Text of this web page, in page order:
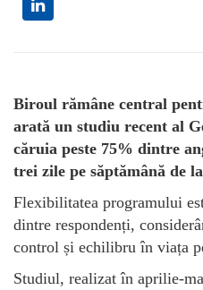
Biroul rămâne central
arată un studiu recent al
căruia peste 75% dintre
trei zile pe săptămână de
Flexibilitatea programului
dintre respondenți,
control și echilibru în viața
Studiul, realizat în aprilie-